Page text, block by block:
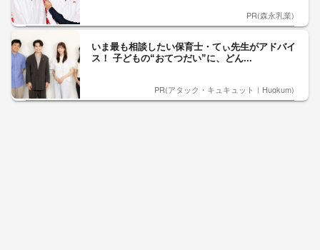
PR(森永乳業)
いま最も相談したい保育士・てぃ先生がアドバイ
ス！ 子どもの“おてつだい”に、どん...
PR(アタック・キュキュット｜Hugkum)